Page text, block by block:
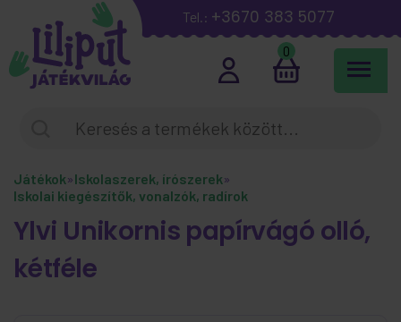
Tel.: +3670 383 5077
0
Játékok»Iskolaszerek, írószerek»
Iskolai kiegészítők, vonalzók, radírok
Ylvi Unikornis papírvágó olló,
kétféle